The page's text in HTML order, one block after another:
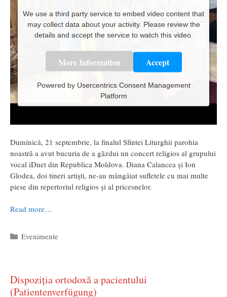
We use a third party service to embed video content that
may collect data about your activity. Please review the
details and accept the service to watch this video.
More Information Accept
Powered by Usercentrics Consent Management
Platform
Duminică, 21 septembrie, la finalul Sfintei Liturghii parohia
noastră a avut bucuria de a găzdui un concert religios al grupului
vocal iDuet din Republica Moldova. Diana Calancea și Ion
Glodea, doi tineri artiști, ne-au mângâiat sufletele cu mai multe
piese din repertoriul religios și al pricesnelor.
Read more…
Categorii
Evenimente
Dispoziția ortodoxă a pacientului
(Patientenverfügung)